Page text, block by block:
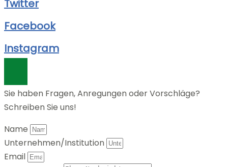
Twitter
Facebook
Instagram
Sie haben Fragen, Anregungen oder Vorschläge?
Schreiben Sie uns!
Name
Unternehmen/Institution
Email